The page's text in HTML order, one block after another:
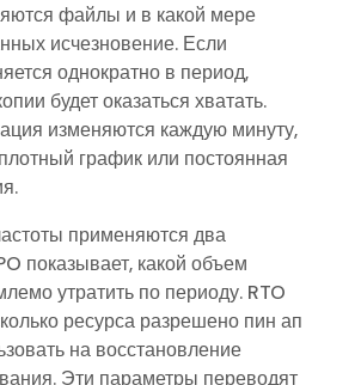
файлы и в какой мере
исчезновение. Если
однократно в период,
будет оказаться хватать.
изменяются каждую минуту,
график или постоянная
применяются два
показывает, какой объем
утратить по периоду. RTO
ресурса разрешено пин ап
на восстановление
Эти параметры переводят